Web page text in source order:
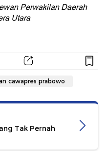
Perwakilan Daerah
Utara
cawapres prabowo
Tak Pernah